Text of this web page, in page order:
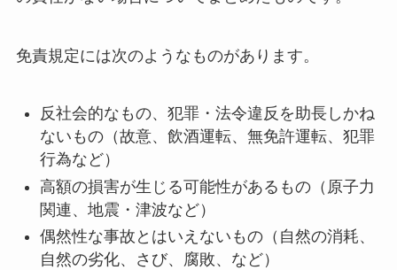
免責規定には次のようなものがあります。
反社会的なもの、犯罪・法令違反を助長しかね
ないもの（故意、飲酒運転、無免許運転、犯罪
行為など）
高額の損害が生じる可能性があるもの（原子力
関連、地震・津波など）
偶然性な事故とはいえないもの（自然の消耗、
自然の劣化、さび、腐敗、など）